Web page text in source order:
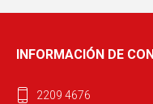
2209 4676